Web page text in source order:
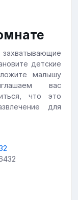
детские
малышу
вас
что это
для